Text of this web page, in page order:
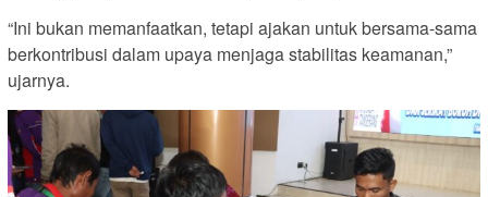
“Ini bukan memanfaatkan, tetapi ajakan untuk bersama-sama
berkontribusi dalam upaya menjaga stabilitas keamanan,”
ujarnya.